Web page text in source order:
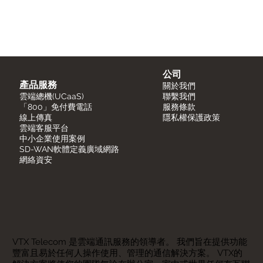
VTX Telecom 是雲端通訊服務的領導者。 我們旨在提供功能
豐富且易於任何人操作使用、管理的通信解決方案。 VTX的
產品服務
雲端總機(UCaaS)
「800」免付費電話
線上傳真
​雲端客服平台
中小企業使用案例
SD-WAN軟體定義廣域網路
網絡資安
公司
關於我們
聯繫我們
服務條款
隱私權保護政策